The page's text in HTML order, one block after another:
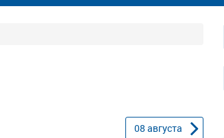
08 августа